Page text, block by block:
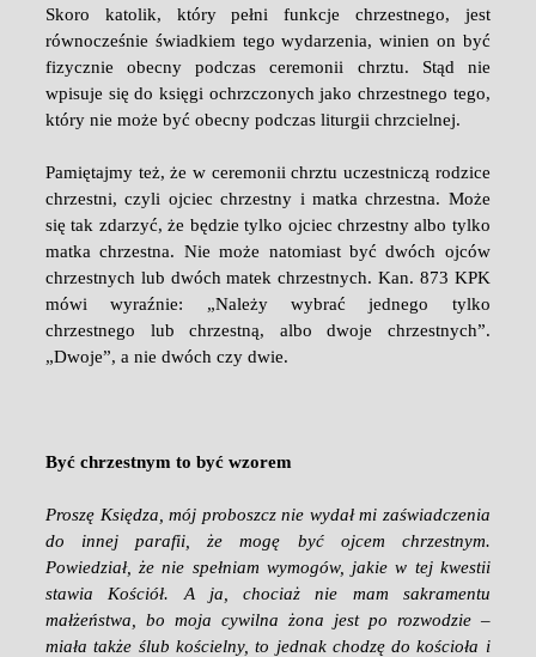
Skoro katolik, który pełni funkcje chrzestnego, jest
równocześnie świadkiem tego wydarzenia, winien on być
fizycznie obecny podczas ceremonii chrztu. Stąd nie
wpisuje się do księgi ochrzczonych jako chrzestnego tego,
który nie może być obecny podczas liturgii chrzcielnej.
Pamiętajmy też, że w ceremonii chrztu uczestniczą rodzice
chrzestni, czyli ojciec chrzestny i matka chrzestna. Może
się tak zdarzyć, że będzie tylko ojciec chrzestny albo tylko
matka chrzestna. Nie może natomiast być dwóch ojców
chrzestnych lub dwóch matek chrzestnych. Kan. 873 KPK
mówi wyraźnie: „Należy wybrać jednego tylko
chrzestnego lub chrzestną, albo dwoje chrzestnych”.
„Dwoje”, a nie dwóch czy dwie.
Być chrzestnym to być wzorem
Proszę Księdza, mój proboszcz nie wydał mi zaświadczenia
do innej parafii, że mogę być ojcem chrzestnym.
Powiedział, że nie spełniam wymogów, jakie w tej kwestii
stawia Kościół. A ja, chociaż nie mam sakramentu
małżeństwa, bo moja cywilna żona jest po rozwodzie –
miała także ślub kościelny, to jednak chodzę do kościoła i